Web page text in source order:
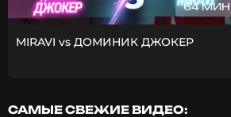
64 МИН
MIRAVI vs ДОМИНИК ДЖОКЕР
САМЫЕ СВЕЖИЕ ВИДЕО: